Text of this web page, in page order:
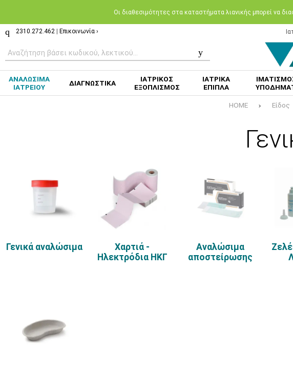
Oι διαθεσιμότητες στα καταστήματα λιανικής μπορεί να
2310.272.462 Επικοινωνία ›
ΑΝΑΛΩΣΙΜΑ
ΙΑΤΡΕΙΟΥ
ΔΙΑΓΝΩΣΤΙΚΑ
ΙΑΤΡΙΚΟΣ
ΕΞΟΠΛΙΣΜΟΣ
ΙΑΤΡΙΚΑ
ΕΠΙΠΛΑ
HOME Είδος
Γενικά αναλώσιμα
Χαρτιά -
Ηλεκτρόδια ΗΚΓ
Αναλώσιμα
αποστείρωσης